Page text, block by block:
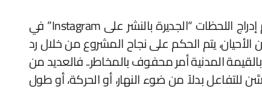
، وهذا الوعي يمكن أن يشوه الأولويات أيضًا. يتم إدراج اللحظات “الجديرة بالنشر على Instagram” في
يتم الحكم على نجاح المشروع من خلال رد
المدنية أمر محفوف بالمخاطر.. فالعديد من
للتفاعل بدلاً من ضوء النهار، أو الحركة، أو طول